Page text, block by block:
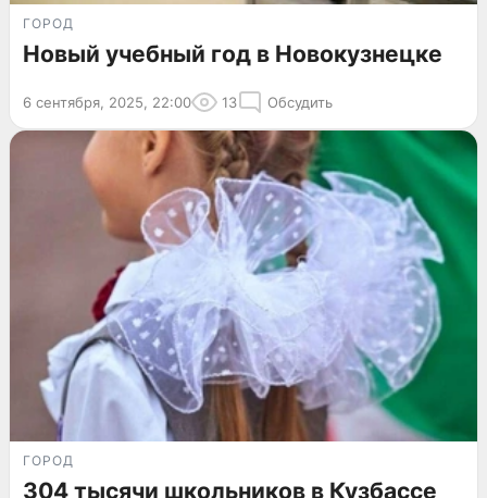
ГОРОД
Новый учебный год в Новокузнецке
6 сентября, 2025, 22:00 13 Обсудить
ГОРОД
304 тысячи школьников в Кузбассе